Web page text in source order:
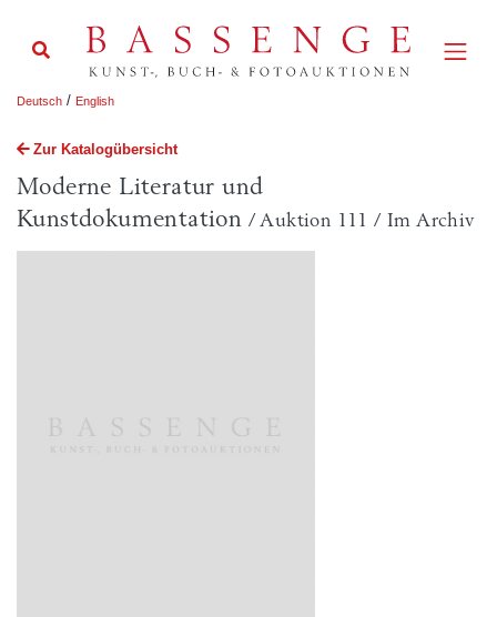
Deutsch / English
Zur Katalogübersicht
Moderne Literatur und
Kunstdokumentation / Auktion 111 / Im Archiv